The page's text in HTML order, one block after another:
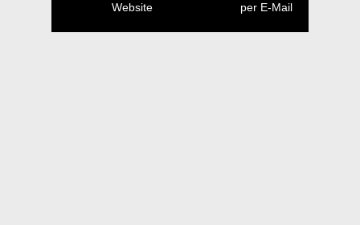
Website
per E-Mail